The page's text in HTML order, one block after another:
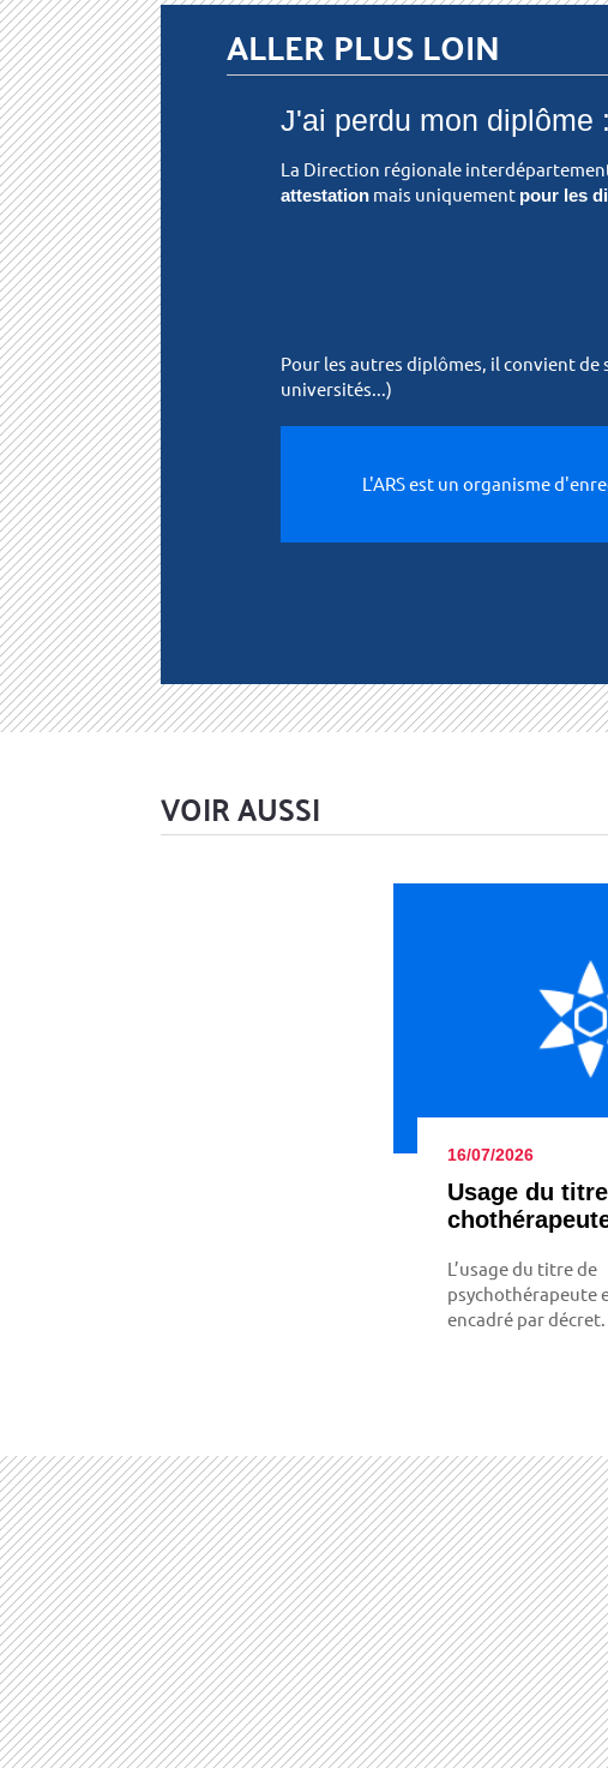
ALLER PLUS LOIN
J'ai perdu mon diplôme
La Direction régionale
attestationmais uniquement pour les
Pour les autres diplômes, il convient
universités...)
L'ARS est un organisme
VOIR AUSSI
16/07/2026
Usage du
L’usage du titre de
psychothérapeute
encadré par décret.